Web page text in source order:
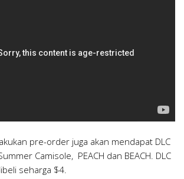
pre-order juga akan mendapat DLC
Camisole, PEACH dan BEACH. DLC
seharga $4.